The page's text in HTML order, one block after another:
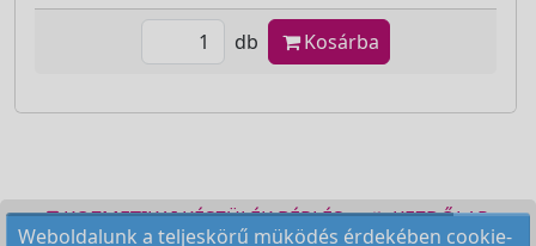
db Kosárba
KOZMETIKAI KÉSZÜLÉK BÉRLÉS
KEZDŐLAP
Weboldalunk a teljeskörű müködés érdekében cookie-